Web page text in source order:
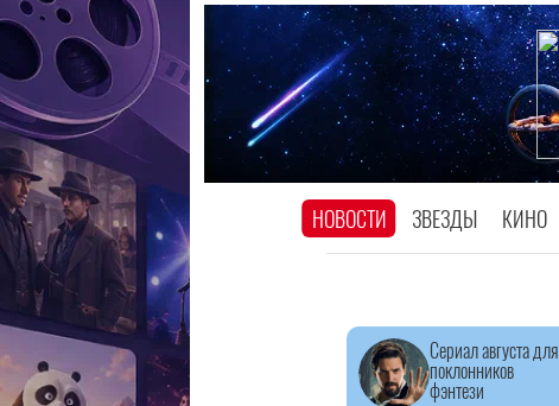
НОВОСТИ ЗВЕЗДЫ КИНО
Сериал августа для
поклонников
фэнтези